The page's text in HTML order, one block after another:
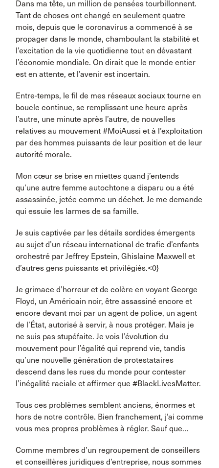
Dans ma tête, un million de pensées tourbillonnent.
Tant de choses ont changé en seulement quatre
mois, depuis que le coronavirus a commencé à se
propager dans le monde, chamboulant la stabilité et
l’excitation de la vie quotidienne tout en dévastant
l’économie mondiale. On dirait que le monde entier
est en attente, et l’avenir est incertain.
Entre-temps, le fil de mes réseaux sociaux tourne en
boucle continue, se remplissant une heure après
l’autre, une minute après l’autre, de nouvelles
relatives au mouvement #MoiAussi et à l’exploitation
par des hommes puissants de leur position et de leur
autorité morale.
Mon cœur se brise en miettes quand j’entends
qu’une autre femme autochtone a disparu ou a été
assassinée, jetée comme un déchet. Je me demande
qui essuie les larmes de sa famille.
Je suis captivée par les détails sordides émergents
au sujet d’un réseau international de trafic d’enfants
orchestré par Jeffrey Epstein, Ghislaine Maxwell et
d’autres gens puissants et privilégiés.<0}
Je grimace d’horreur et de colère en voyant George
Floyd, un Américain noir, être assassiné encore et
encore devant moi par un agent de police, un agent
de l’État, autorisé à servir, à nous protéger. Mais je
ne suis pas stupéfaite. Je vois l’évolution du
mouvement pour l’égalité qui reprend vie, tandis
qu’une nouvelle génération de protestataires
descend dans les rues du monde pour contester
l’inégalité raciale et affirmer que #BlackLivesMatter.
Tous ces problèmes semblent anciens, énormes et
hors de notre contrôle. Bien franchement, j’ai comme
vous mes propres problèmes à régler. Sauf que…
Comme membres d’un regroupement de conseillers
et conseillères juridiques d’entreprise, nous sommes